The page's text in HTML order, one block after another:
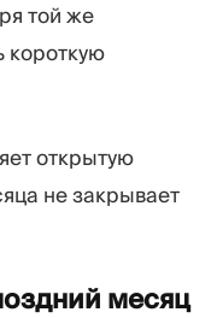
той же
короткую
открытую
не закрывает
месяц